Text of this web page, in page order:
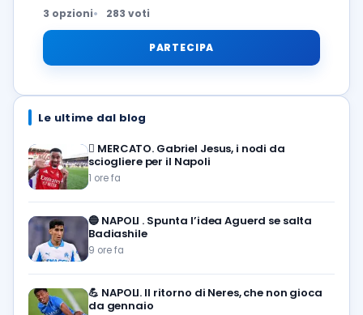
3 opzioni 283 voti
PARTECIPA
Le ultime dal blog
🪎 MERCATO. Gabriel Jesus, i nodi da
sciogliere per il Napoli
1 ore fa
🔵 NAPOLI . Spunta l’idea Aguerd se salta
Badiashile
9 ore fa
💪 NAPOLI. Il ritorno di Neres, che non gioca
da gennaio